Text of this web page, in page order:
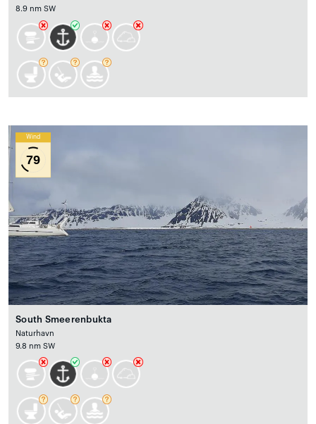
8.9 nm SW
Wind
79
South Smeerenbukta
Naturhavn
9.8 nm SW